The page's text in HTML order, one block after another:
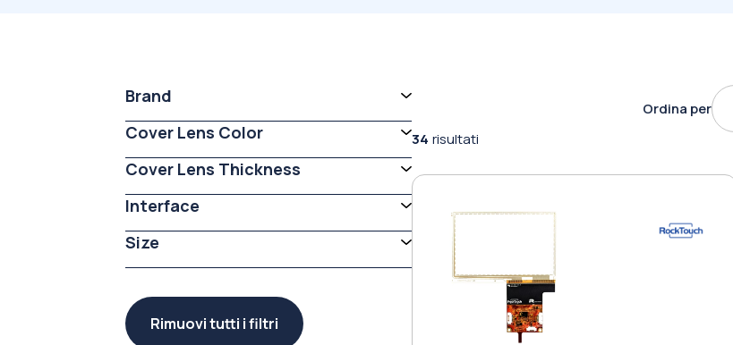
Brand
Cover Lens Color
Cover Lens Thickness
Interface
Size
Rimuovi tutti i filtri
34 risultati
Ordina per